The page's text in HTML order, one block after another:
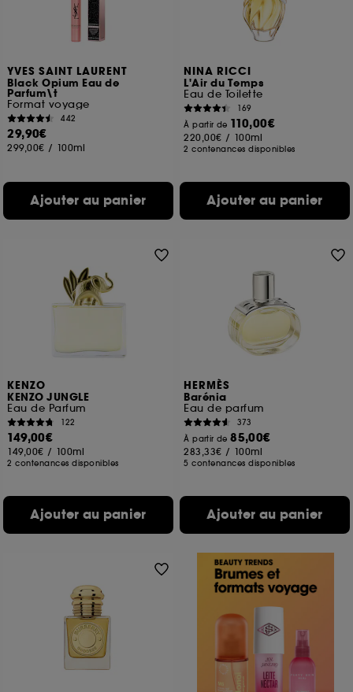
YVES SAINT LAURENT
Black Opium Eau de
Parfum\t
Format voyage
442
29,90€
299,00€ / 100ml
Ajouter au panier
NINA RICCI
L'Air du Temps
Eau de Toilette
169
À partir de 110,00€
220,00€ / 100ml
2 contenances disponibles
Ajouter au panier
KENZO
KENZO JUNGLE
Eau de Parfum
122
149,00€
149,00€ / 100ml
2 contenances disponibles
Ajouter au panier
HERMÈS
Barénia
Eau de parfum
373
À partir de85,00€
283,33€ / 100ml
5 contenances disponibles
Ajouter au panier